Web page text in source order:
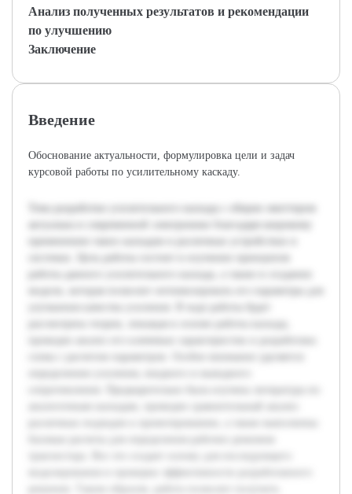
Анализ полученных результатов и рекомендации
по улучшению
Заключение
Введение
Обоснование актуальности, формулировка цели и задач
курсовой работы по усилительному каскаду.